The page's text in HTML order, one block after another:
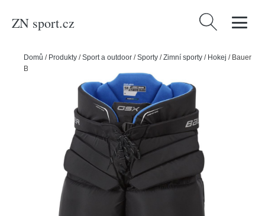
ZN sport.cz Vyhledávání
Domů / Produkty /Sport a outdoor /Sporty /Zimní sporty / Hokej / Bauer
Brankářské kalhoty Bauer GSX S23 JR, Junior, černá, L-XL